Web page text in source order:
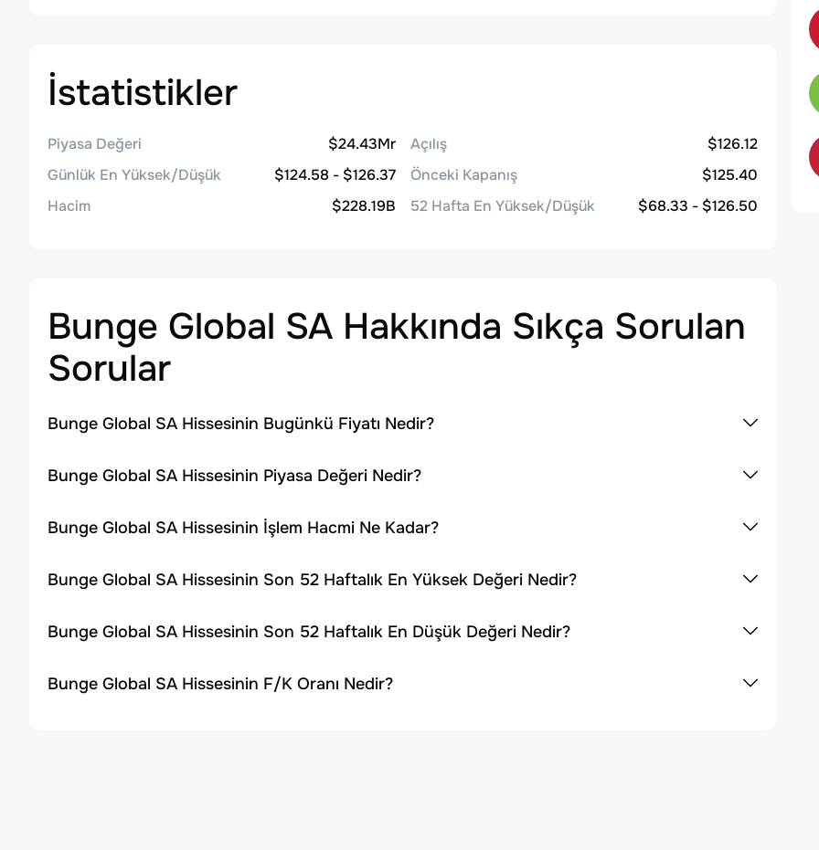
İstatistikler
Piyasa Değeri
$24.43Mr
Günlük En Yüksek/Düşük
$124.58 - $126.37
Hacim
$228.19B
Açılış
$126.12
Önceki Kapanış
$125.40
52 Hafta En Yüksek/Düşük
$68.33 - $126.50
Bunge Global SA Hakkında Sıkça Sorulan
Sorular
Bunge Global SA Hissesinin Bugünkü Fiyatı Nedir?
Bunge Global SA Hissesinin Piyasa Değeri Nedir?
Bunge Global SA Hissesinin İşlem Hacmi Ne Kadar?
Bunge Global SA Hissesinin Son 52 Haftalık En Yüksek Değeri Nedir?
Bunge Global SA Hissesinin Son 52 Haftalık En Düşük Değeri Nedir?
Bunge Global SA Hissesinin F/K Oranı Nedir?